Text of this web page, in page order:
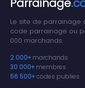
Parrainage
Le site de parrainage
code parrainage ou
000 marchands.
2 000+ marchands
30 000+ membres
56 500+codes publies